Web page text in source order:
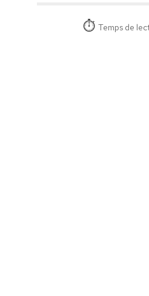
Temps de